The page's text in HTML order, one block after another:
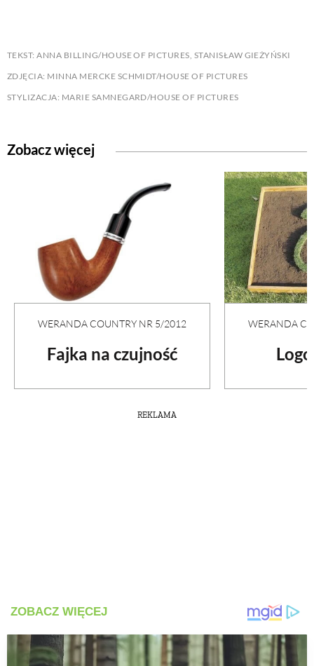
TEKST: ANNA BILLING/HOUSE OF PICTURES, STANISŁAW GIEŻYŃSKI
ZDJĘCIA: MINNA MERCKE SCHMIDT/HOUSE OF PICTURES
STYLIZACJA: MARIE SAMNEGARD/HOUSE OF PICTURES
Zobacz więcej
WERANDA COUNTRY NR 5/2012
Fajka na czujność
WERANDA
REKLAMA